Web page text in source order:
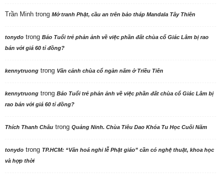
Trần Minh trong Mở tranh Phật, cầu an trên bảo tháp Mandala Tây Thiên
tonydo trong Báo Tuổi trẻ phản ảnh về việc phần đất chùa cổ Giác Lâm bị rao
bán với giá 60 tỉ đồng?
kennytruong trong Vãn cảnh chùa cổ ngàn năm ở Triều Tiên
kennytruong trong Báo Tuổi trẻ phản ảnh về việc phần đất chùa cổ Giác Lâm bị
rao bán với giá 60 tỉ đồng?
Thích Thanh Châu trong Quảng Ninh. Chùa Tiêu Dao Khóa Tu Học Cuối Năm
tonydo trong TP.HCM: “Văn hoá nghi lễ Phật giáo” cần có nghệ thuật, khoa học
và hợp thời